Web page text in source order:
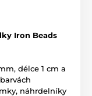
Iron Beads
délce 1 cm a
náhrdelníky